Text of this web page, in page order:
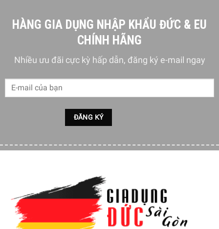
Được trồng trên nền đá vôi pha sét và cuội cuộn
Được dùng chất hữu cơ và HVE (Giá trị môi trường cao)
HÀNG GIA DỤNG NHẬP KHẨU ĐỨC & EU
CHÍNH HÃNG
Nhiều ưu đãi cực kỳ hấp dẫn, đăng ký e-mail ngay